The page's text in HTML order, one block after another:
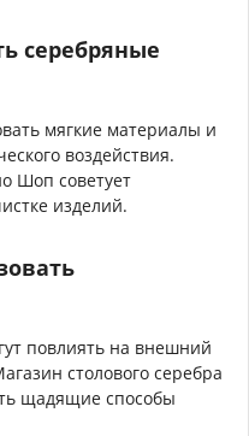
серебряные
мягкие материалы и
воздействия.
Шоп советует
изделий.
повлиять на внешний
столового серебра
щадящие способы